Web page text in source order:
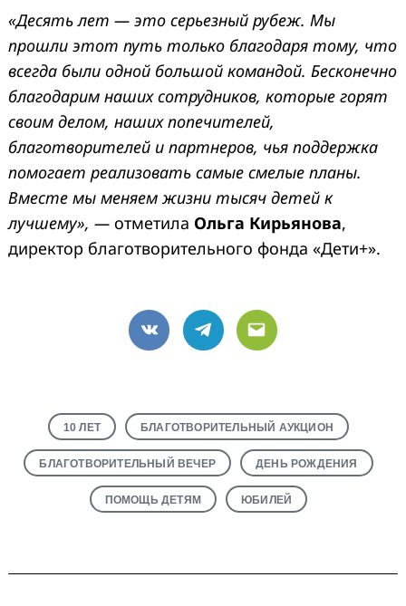
«Десять лет — это серьезный рубеж. Мы
прошли этот путь только благодаря тому, что
всегда были одной большой командой. Бесконечно
благодарим наших сотрудников, которые горят
своим делом, наших попечителей,
благотворителей и партнеров, чья поддержка
помогает реализовать самые смелые планы.
Вместе мы меняем жизни тысяч детей к
лучшему», — отметила Ольга Кирьянова,
директор благотворительного фонда «Дети+».
VK Telegram
Email
10 ЛЕТ БЛАГОТВОРИТЕЛЬНЫЙ АУКЦИОН
БЛАГОТВОРИТЕЛЬНЫЙ ВЕЧЕР ДЕНЬ РОЖДЕНИЯ
ПОМОЩЬ ДЕТЯМ ЮБИЛЕЙ